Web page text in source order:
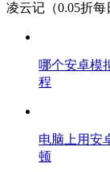
凌云记（0.05折
哪个安卓模
程
电脑上用安
顿